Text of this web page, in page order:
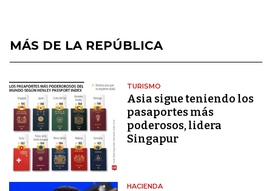
MÁS DE LA REPÚBLICA
TURISMO
Asia sigue teniendo los
pasaportes más
poderosos, lidera
Singapur
HACIENDA